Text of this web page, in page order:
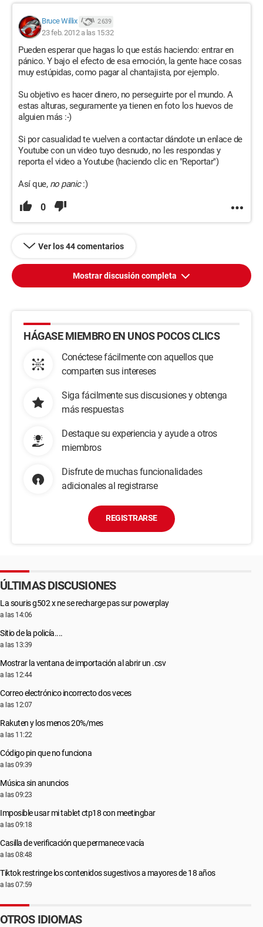
Bruce Willix 2 639
23 feb. 2012 a las 15:32
Pueden esperar que hagas lo que estás haciendo: entrar en
pánico. Y bajo el efecto de esa emoción, la gente hace cosas
muy estúpidas, como pagar al chantajista, por ejemplo.
Su objetivo es hacer dinero, no perseguirte por el mundo. A
estas alturas, seguramente ya tienen en foto los huevos de
alguien más :-)
Si por casualidad te vuelven a contactar dándote un enlace de
Youtube con un video tuyo desnudo, no les respondas y
reporta el video a Youtube (haciendo clic en "Reportar")
Así que, no panic:)
0
Ver los 44 comentarios
Mostrar discusión completa
HÁGASE MIEMBRO EN UNOS POCOS CLICS
Conéctese fácilmente con aquellos que
comparten sus intereses
Siga fácilmente sus discusiones y obtenga
más respuestas
Destaque su experiencia y ayude a otros
miembros
Disfrute de muchas funcionalidades
adicionales al registrarse
REGISTRARSE
ÚLTIMAS DISCUSIONES
La souris g502 x ne se recharge pas sur powerplay
a las 14:06
Sitio de la policía....
a las 13:39
Mostrar la ventana de importación al abrir un .csv
a las 12:44
Correo electrónico incorrecto dos veces
a las 12:07
Rakuten y los menos 20%/mes
a las 11:22
Código pin que no funciona
a las 09:39
Música sin anuncios
a las 09:23
Imposible usar mi tablet ctp18 con meetingbar
a las 09:18
Casilla de verificación que permanece vacía
a las 08:48
Tiktok restringe los contenidos sugestivos a mayores de 18 años
a las 07:59
OTROS IDIOMAS